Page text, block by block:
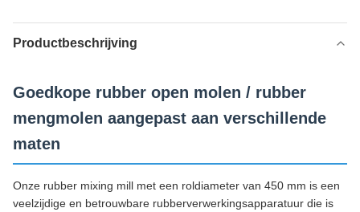
Productbeschrijving
Goedkope rubber open molen / rubber
mengmolen aangepast aan verschillende
maten
Onze rubber mixing mill met een roldiameter van 450 mm is een
veelzijdige en betrouwbare rubberverwerkingsapparatuur die is